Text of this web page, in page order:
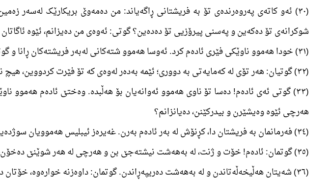
(٣٠) ئەو کاتەی پەروەرندەی تۆ بە فریشتانی ڕاگەیاند: من دەمەوێ بریکارێک لەسەر
شوکرانەی تۆ دەکەین و پەسنی پیرۆزیی تۆ دەدەین؟ گوتی: ئەوەی من دەیزانم، ئێوە
(٣١) خودا ھەموو ناوێکی فێری ئادەم کرد. ئەوسا ھەموو شتەکانی لەبەر فریشتەکان ڕانا و گوتی: ئەگەر ڕاستی بۆ چوون ناوی ئەوانەم بۆ ھەڵدەن.
(٣٢) گوتیان: ھەر تۆی لە کەمایەتی بە دووری؛ ئێمە بەدەر لەوەی کە تۆ فێرت کردووین، ھیچ نازانین. ھەر بۆ خۆت زانای کارزانی.
(٣٣) گوتی ئەی ئادەم! دەسا تۆ ناوی ھەموو ئەوانەیان بۆ ھەڵبدە. وەختێ ئادەم
ھەرچی ئێوە وەیشێرن و بیدرکێنن، دەیانزانم؟
(٣٤) فەرمانمان بە فریشتان دا، کڕنۆش لە بەر ئادەم بەرن. غەیرەز ئیبلیس ھەموویان سوژدەیان بۆ برد؛ ئەو کە خۆی بە زلتر دەزانی، سوژدەی نەبرد و سپڵە بوو.
(٣٥) گوتمان: ئادەم! خۆت و ژنت، لە بەھەشت نیشتەجێ بن و ھەرچی لە ھەر شوێنێ دەخۆن، نۆشی گیانوو؛ ھەر تخونی ئەو دار [ی ھانا] مەکەون؛ چون [بەم کارە] لە ناھەقییکاران دەبن.
(٣٦) شەیتان ھەڵیخەڵەتاندن و لە بەھەشت دەریپەڕاندن. گوتمان: داوەزنە خوارەوە، خۆتان دوژمنی خۆتانن؛ تا ماوەیێ دیاری کراو، لەسەر زەمین ڕایببوێرن.